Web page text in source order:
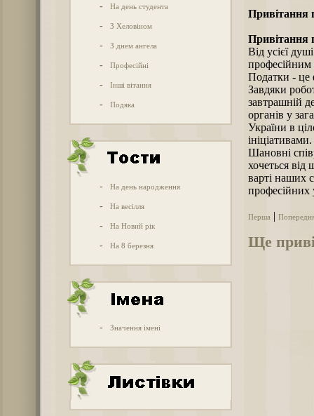
- На день студента
- З Хеловіном
- З днем ангела
- Професійні
- Інші вітання
- Подяка
- На день народження
- На весілля
- На Новий рік
- На 8 березня
- Значення імені
Привітання
Привітання
Від усієї
професійним
Податки - це
Завдяки
завтрашній
органів у
України в
ініціативами.
Шановні
хочеться від
варті наших
професійних
Перша
Ще